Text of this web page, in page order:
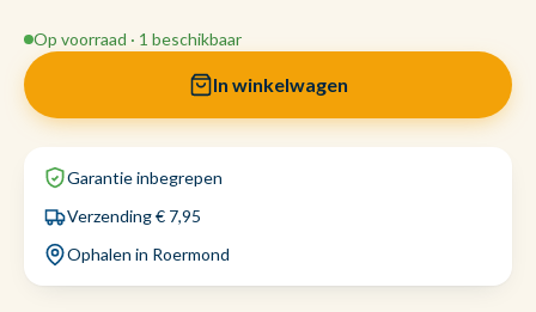
Op voorraad · 1 beschikbaar
In winkelwagen
Garantie inbegrepen
Verzending € 7,95
Ophalen in Roermond